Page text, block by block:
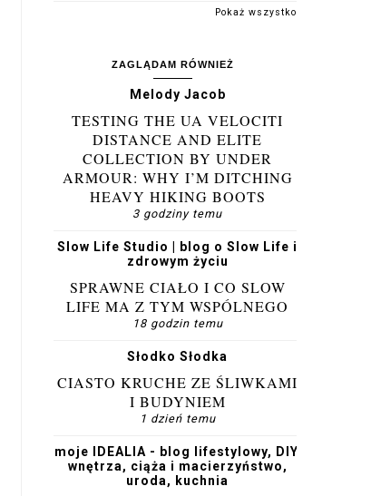
Pokaż wszystko
ZAGLĄDAM RÓWNIEŻ
Melody Jacob
TESTING THE UA VELOCITI
DISTANCE AND ELITE
COLLECTION BY UNDER
ARMOUR: WHY I’M DITCHING
HEAVY HIKING BOOTS
3 godziny temu
Slow Life Studio | blog o Slow Life i
zdrowym życiu
SPRAWNE CIAŁO I CO SLOW
LIFE MA Z TYM WSPÓLNEGO
18 godzin temu
Słodko Słodka
CIASTO KRUCHE ZE ŚLIWKAMI
I BUDYNIEM
1 dzień temu
moje IDEALIA - blog lifestylowy, DIY,
wnętrza, ciąża i macierzyństwo,
uroda, kuchnia